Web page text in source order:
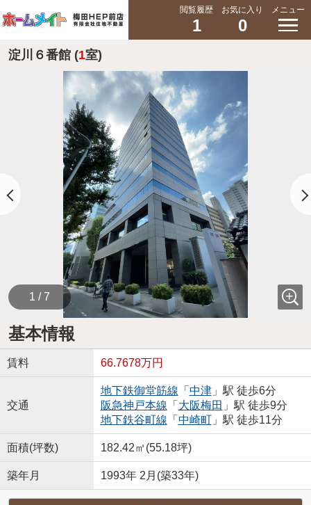
閲覧履歴
1
お気に入り
0
メニュー
淀川６番館 (1室)
1 / 7
基本情報
賃料 66.7678万円
交通
地下鉄御堂筋線 「 中津」駅 徒歩6分
阪急神戸本線 「 大阪梅田 」駅 徒歩9分
地下鉄谷町線 「 中崎町」駅 徒歩11分
面積(坪数) 182.42㎡(55.18坪)
築年月 1993年 2月(築33年)